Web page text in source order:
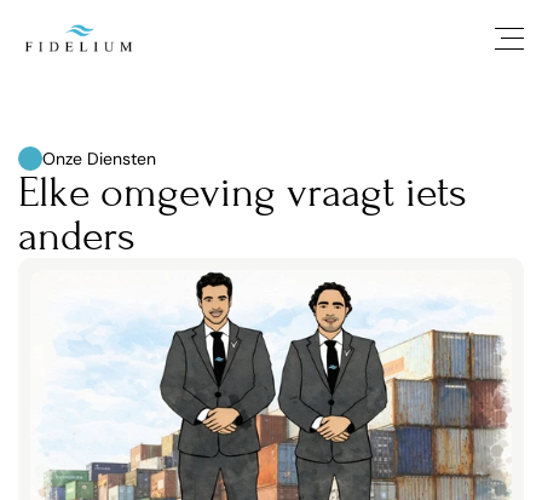
Onze Diensten
Elke omgeving vraagt iets
anders